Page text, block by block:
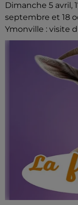
Dimanche 5 avril,
septembre et 18
Ymonville : visite